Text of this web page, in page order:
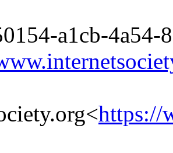
a1cb-4a54-
https://